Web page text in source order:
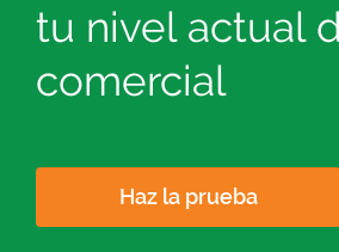
tu nivel actual
comercial
Haz la prueba